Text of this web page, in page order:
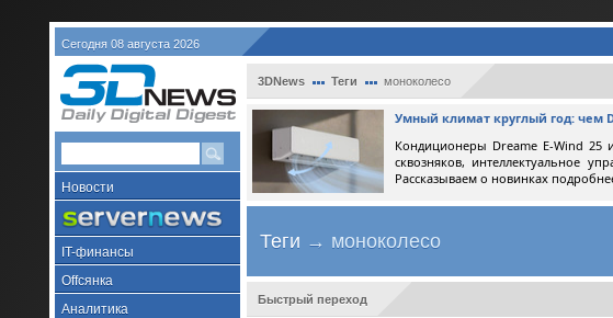
Сегодня 08 августа 2026
Новости
IT-финансы
Offсянка
Аналитика
3DNews Теги моноколесо
Умный климат круглый год: чем
Кондиционеры Dreame E-Wind 25
сквозняков, интеллектуальное
Рассказываем о новинках
Теги → моноколесо
Быстрый переход